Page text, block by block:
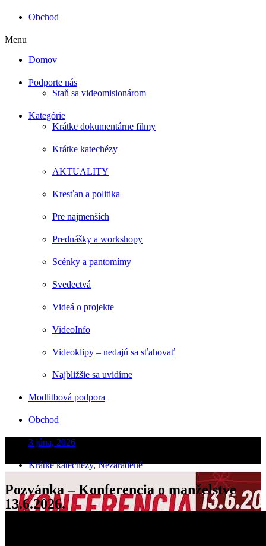
Obchod
Menu
Domov
Podporte nás
Staň sa videomisionárom
Kategórie
Krátke dokumentárne filmy
Krátke katechézy
AKTUALITY
Kresťan a politika
Pre najmenších
Prednášky a workshopy
Scénky a pantomímy
Svedectvá
Videá o projekte
VideoInfo
Videoklipy – nedajú sa sťahovať
Najbližšie sa uvidíme
Modlitbová podpora
Obchod
3 júna, 2026
Krátke katechézy,Nezaradené
Pozvánka – Konferencia o manželstve
13.6.2026.